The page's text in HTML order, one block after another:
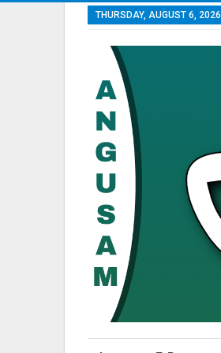
THURSDAY, AUGUST 6, 2026